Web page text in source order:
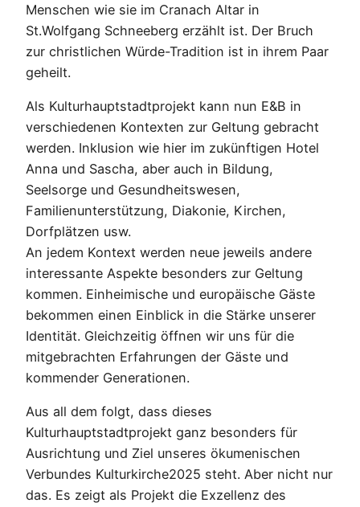
Menschen wie sie im Cranach Altar in
St.Wolfgang Schneeberg erzählt ist. Der Bruch
zur christlichen Würde-Tradition ist in ihrem Paar
geheilt.
Als Kulturhauptstadtprojekt kann nun E&B in
verschiedenen Kontexten zur Geltung gebracht
werden. Inklusion wie hier im zukünftigen Hotel
Anna und Sascha, aber auch in Bildung,
Seelsorge und Gesundheitswesen,
Familienunterstützung, Diakonie, Kirchen,
Dorfplätzen usw.
An jedem Kontext werden neue jeweils andere
interessante Aspekte besonders zur Geltung
kommen. Einheimische und europäische Gäste
bekommen einen Einblick in die Stärke unserer
Identität. Gleichzeitig öffnen wir uns für die
mitgebrachten Erfahrungen der Gäste und
kommender Generationen.
Aus all dem folgt, dass dieses
Kulturhauptstadtprojekt ganz besonders für
Ausrichtung und Ziel unseres ökumenischen
Verbundes Kulturkirche2025 steht. Aber nicht nur
das. Es zeigt als Projekt die Exzellenz des